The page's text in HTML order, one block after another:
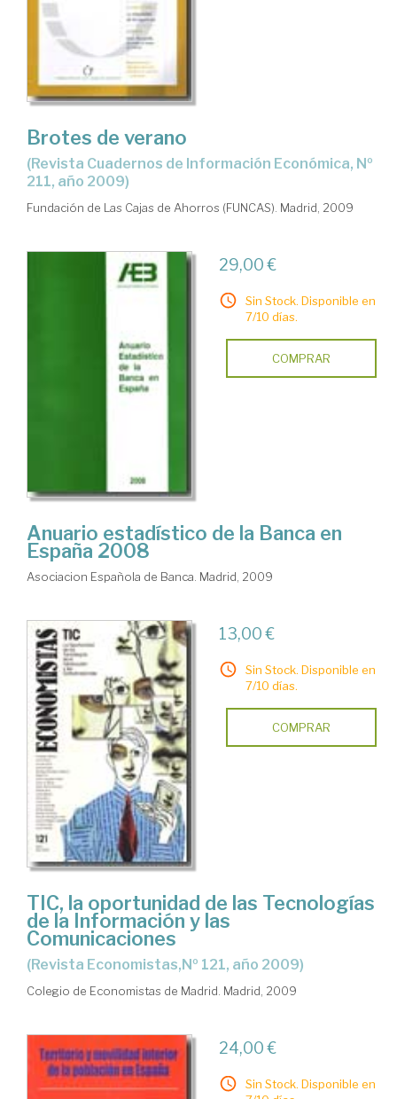
Brotes de verano
(Revista Cuadernos de Información Económica, Nº
211, año 2009)
Fundación de Las Cajas de Ahorros (FUNCAS). Madrid, 2009
29,00 €
Sin Stock. Disponible en
7/10 días.
COMPRAR
Anuario estadístico de la Banca en
España 2008
Asociacion Española de Banca. Madrid, 2009
13,00 €
Sin Stock. Disponible en
7/10 días.
COMPRAR
TIC, la oportunidad de las Tecnologías
de la Información y las
Comunicaciones
(Revista Economistas,Nº 121, año 2009)
Colegio de Economistas de Madrid. Madrid, 2009
24,00 €
Sin Stock. Disponible en